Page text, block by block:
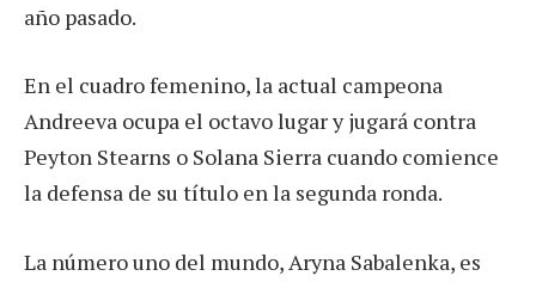
año pasado.
En el cuadro femenino, la actual campeona
Andreeva ocupa el octavo lugar y jugará contra
Peyton Stearns o Solana Sierra cuando comience
la defensa de su título en la segunda ronda.
La número uno del mundo, Aryna Sabalenka, es